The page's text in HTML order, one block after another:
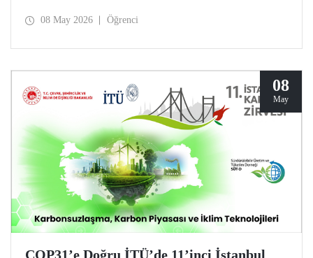
08 May 2026 Öğrenci
08
May
COP31’e Doğru İTÜ’de 11’inci İstanbul